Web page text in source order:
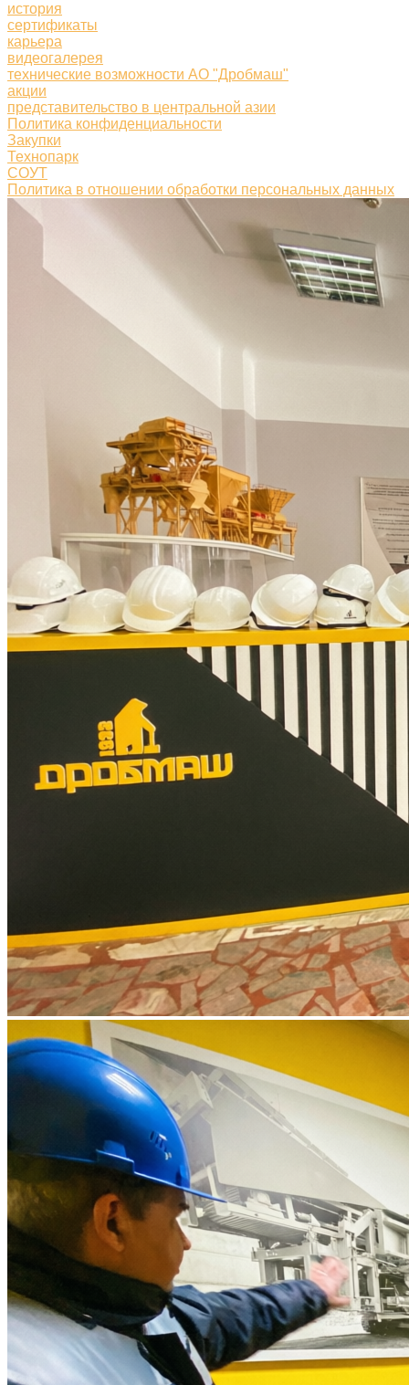
история
сертификаты
карьера
видеогалерея
технические возможности АО "Дробмаш"
акции
представительство в центральной азии
Политика конфиденциальности
Закупки
Технопарк
СОУТ
Политика в отношении обработки персональных данных